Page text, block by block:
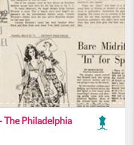
The Philadelphia